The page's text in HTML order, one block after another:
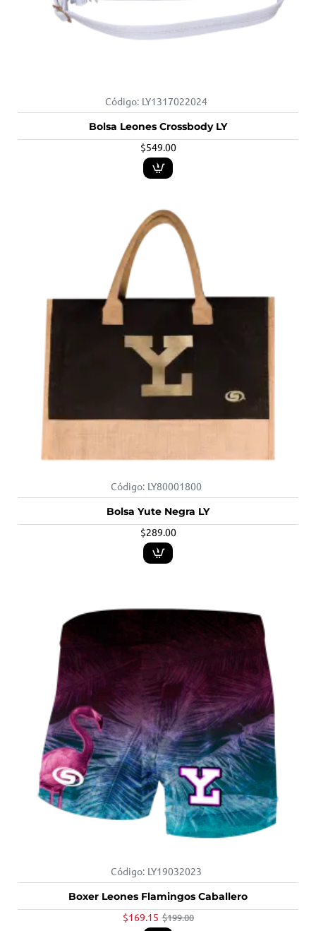
Código: LY1317022024
Bolsa Leones Crossbody LY
$549.00
Código: LY80001800
Bolsa Yute Negra LY
$289.00
Código: LY19032023
Boxer Leones Flamingos Caballero
$169.15 $199.00